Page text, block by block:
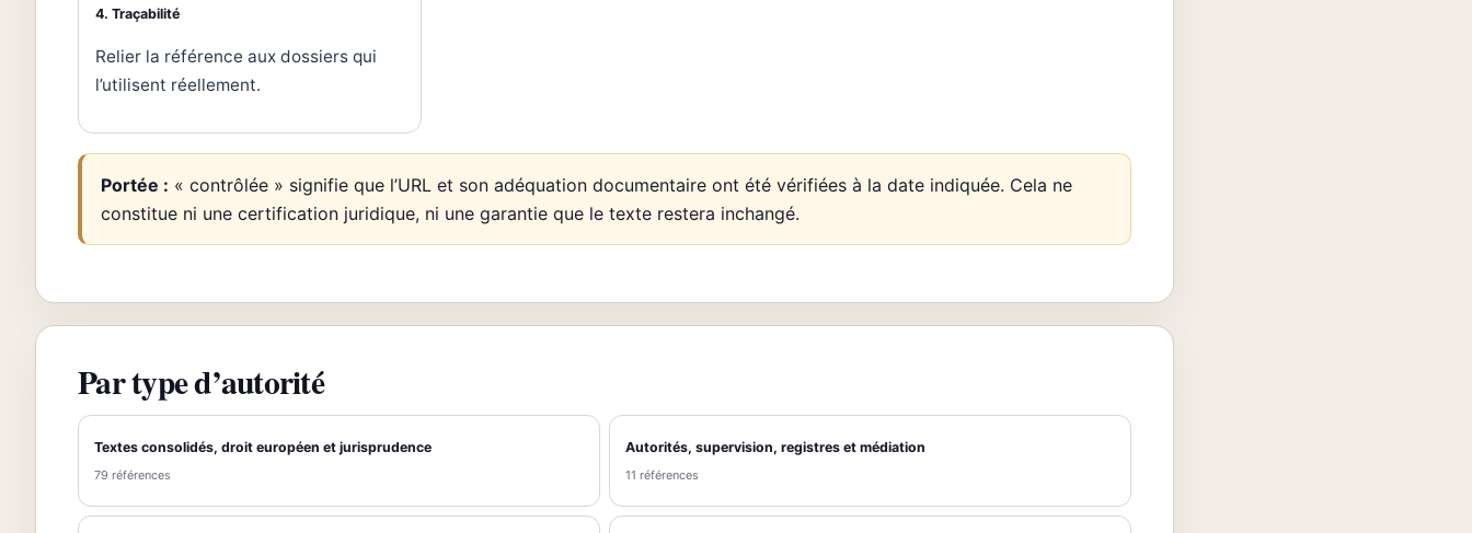
4. Traçabilité
Relier la référence aux dossiers qui
l’utilisent réellement.
Portée : « contrôlée » signifie que l’URL et son adéquation documentaire ont été vérifiées à la date indiquée. Cela ne
constitue ni une certification juridique, ni une garantie que le texte restera inchangé.
Par type d’autorité
Textes consolidés, droit européen et jurisprudence
79 références
Autorités, supervision, registres et médiation
11 références